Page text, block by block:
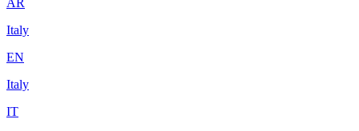
AR
Italy
EN
Italy
IT